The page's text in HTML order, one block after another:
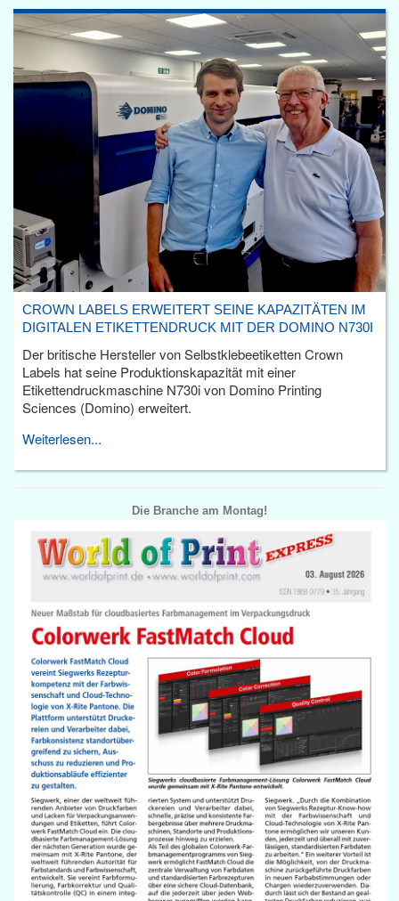
CROWN LABELS ERWEITERT SEINE KAPAZITÄTEN IM
DIGITALEN ETIKETTENDRUCK MIT DER DOMINO N730I
Der britische Hersteller von Selbstklebeetiketten Crown
Labels hat seine Produktionskapazität mit einer
Etikettendruckmaschine N730i von Domino Printing
Sciences (Domino) erweitert.
Weiterlesen...
Die Branche am Montag!